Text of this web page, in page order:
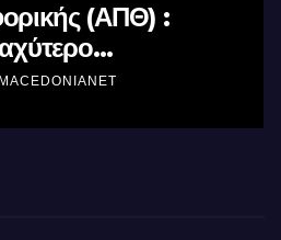
(ΑΠΘ) :
κόσμο με τη
MACEDONIANET